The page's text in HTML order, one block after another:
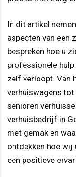
In dit artikel
aspecten van een
bespreken hoe u
professionele hulp
zelf verloopt. Van
verhuiswagens tot
senioren
verhuisbedrijf in
met gemak en
ontdekken hoe wij
een positieve